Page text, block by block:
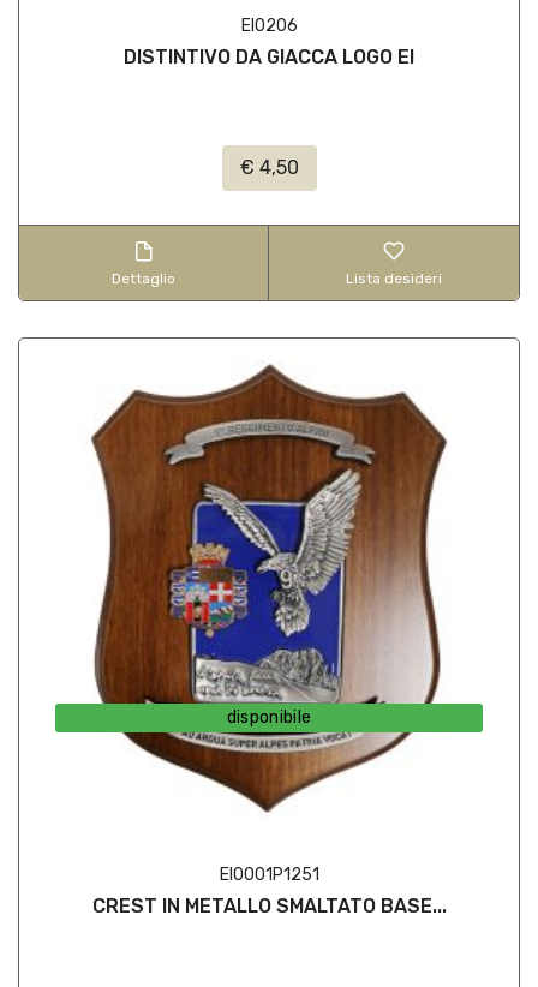
EI0206
DISTINTIVO DA GIACCA LOGO EI
€ 4,50
Dettaglio Lista desideri
disponibile
EI0001P1251
CREST IN METALLO SMALTATO BASE...